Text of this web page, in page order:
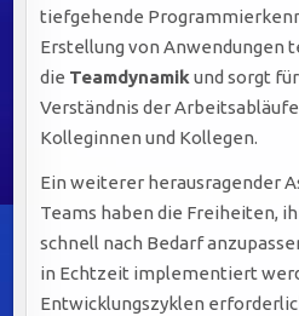
tiefgehende
Erstellung von Anwendungen
die Teamdynamik und sorgt
Verständnis der
Kolleginnen und Kollegen.
Ein weiterer herausragender
Teams haben die Freiheiten,
schnell nach Bedarf
in Echtzeit implementiert
Entwicklungszyklen